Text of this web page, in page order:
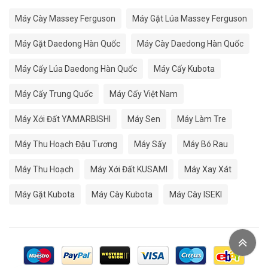
Máy Cày Massey Ferguson Máy Gặt Lúa Massey Ferguson
Máy Gặt Daedong Hàn Quốc Máy Cày Daedong Hàn Quốc
Máy Cấy Lúa Daedong Hàn Quốc Máy Cấy Kubota
Máy Cấy Trung Quốc Máy Cấy Việt Nam
Máy Xới Đất YAMARBISHI Máy Sen Máy Làm Tre
Máy Thu Hoạch Đậu Tương Máy Sấy Máy Bó Rau
Máy Thu Hoạch Máy Xới Đất KUSAMI Máy Xay Xát
Máy Gặt Kubota Máy Cày Kubota Máy Cày ISEKI